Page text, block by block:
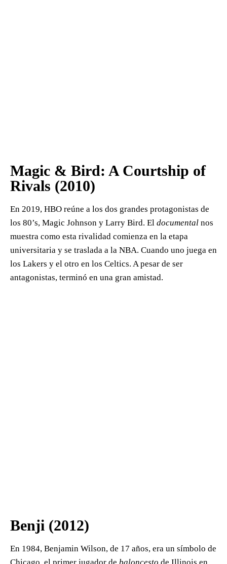
Magic & Bird: A Courtship of
Rivals (2010)
En 2019, HBO reúne a los dos grandes protagonistas de
los 80’s, Magic Johnson y Larry Bird. El documental nos
muestra como esta rivalidad comienza en la etapa
universitaria y se traslada a la NBA. Cuando uno juega en
los Lakers y el otro en los Celtics. A pesar de ser
antagonistas, terminó en una gran amistad.
Benji (2012)
En 1984, Benjamin Wilson, de 17 años, era un símbolo de